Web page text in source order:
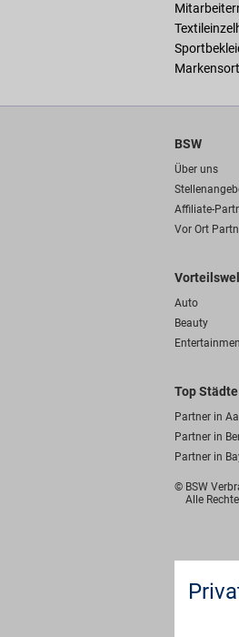
BSW
Über uns
Affiliate-
Vor Ort
Auto
Beauty
Top
Partner in
Partner in
Partner in
© BSW
Alle